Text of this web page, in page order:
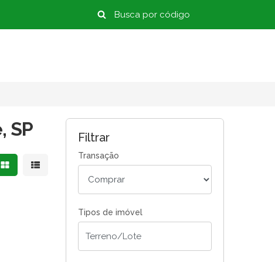
SP
Mostrar resultados em grade
Mostrar resultados em lista
Filtrar
Transação
Tipos de imóvel